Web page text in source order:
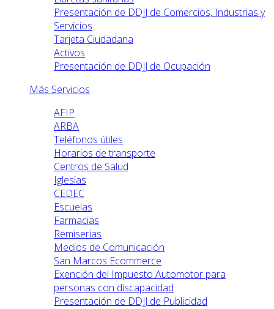
Presentación de DDJJ de Comercios, Industrias y
Servicios
Tarjeta Ciudadana
Activos
Presentación de DDJJ de Ocupación
Más Servicios
AFIP
ARBA
Teléfonos útiles
Horarios de transporte
Centros de Salud
Iglesias
CEDEC
Escuelas
Farmacias
Remiserias
Medios de Comunicación
San Marcos Ecommerce
Exención del Impuesto Automotor para
personas con discapacidad
Presentación de DDJJ de Publicidad